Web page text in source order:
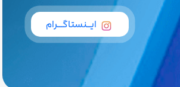
ایــنستاگـــرام